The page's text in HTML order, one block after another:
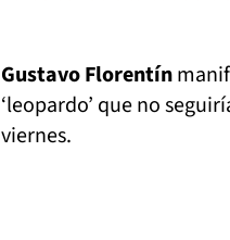
Gustavo Florentín
‘leopardo’ que no
viernes.